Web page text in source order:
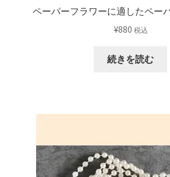
ペーパーフラワーに適したペー
¥880 税込
続きを読む